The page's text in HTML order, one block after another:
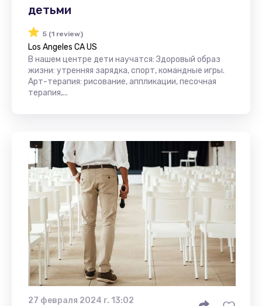
детьми
5 (1 review)
Los Angeles CA US
В нашем центре дети научатся: Здоровый образ
жизни: утренняя зарядка, спорт, командные игры.
Арт-терапия: рисование, аппликации, песочная
терапия,...
27 февраля 2024 г. 13:02